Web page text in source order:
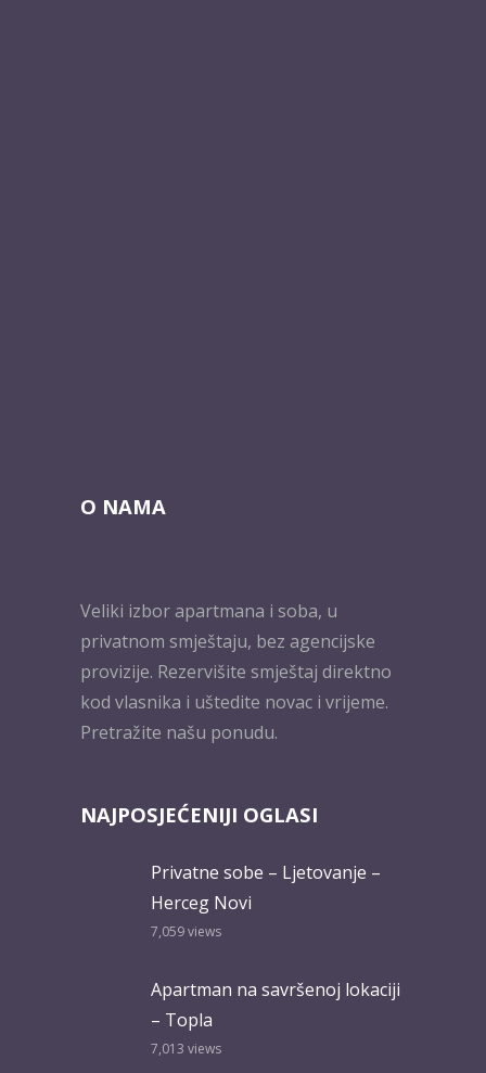
O NAMA
Veliki izbor apartmana i soba, u
privatnom smještaju, bez agencijske
provizije. Rezervišite smještaj direktno
kod vlasnika i uštedite novac i vrijeme.
Pretražite našu ponudu.
NAJPOSJEĆENIJI OGLASI
Privatne sobe – Ljetovanje –
Herceg Novi
7,059views
Apartman na savršenoj lokaciji
– Topla
7,013 views